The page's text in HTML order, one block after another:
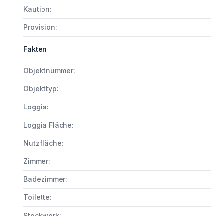
Kaution:
Provision:
Fakten
Objektnummer:
Objekttyp:
Loggia:
Loggia Fläche:
Nutzfläche:
Zimmer:
Badezimmer:
Toilette: